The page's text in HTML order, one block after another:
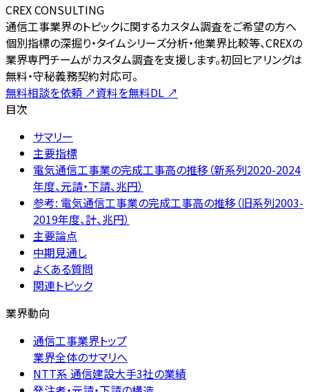
CREX CONSULTING
通信工事業界のトピックに関するカスタム調査をご希望の方へ
個別指標の深掘り・タイムシリーズ分析・他業界比較等、CREXの
業界専門チームがカスタム調査を支援します。初回ヒアリングは
無料・守秘義務契約対応可。
無料相談を依頼 ↗資料を無料DL ↗
目次
サマリー
主要指標
電気通信工事業の完成工事高の推移（新系列2020-2024
年度、元請・下請、兆円）
参考: 電気通信工事業の完成工事高の推移（旧系列2003-
2019年度、計、兆円）
主要論点
中期見通し
よくある質問
関連トピック
業界動向
通信工事業界トップ
業界全体のサマリへ
NTT系 通信建設大手3社の業績